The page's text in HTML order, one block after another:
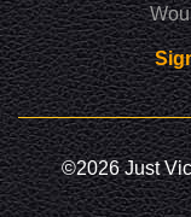
©2026 Just